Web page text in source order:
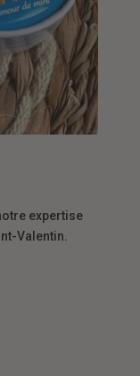
expertise
Valentin.